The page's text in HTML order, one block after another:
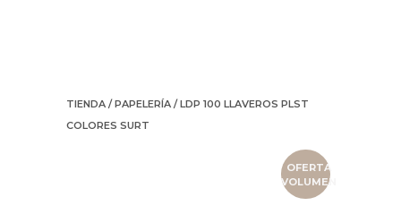
TIENDA /PAPELERÍA / LDP 100 LLAVEROS PLST
COLORES SURT
OFERTA
VOLUMEN